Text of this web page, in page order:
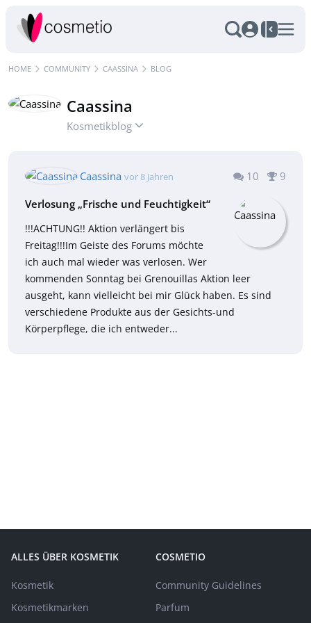
HOME COMMUNITY CAASSINA BLOG
Caassina
Kosmetikblog
Caassina vor 8 Jahren 9
10
Verlosung „Frische und Feuchtigkeit“
!!!ACHTUNG!! Aktion verlängert bis
Freitag!!!Im Geiste des Forums möchte
ich auch mal wieder was verlosen. Wer
kommenden Sonntag bei Grenouillas Aktion leer
ausgeht, kann vielleicht bei mir Glück haben. Es sind
verschiedene Produkte aus der Gesichts-und
Körperpflege, die ich entweder...
ALLES ÜBER KOSMETIK
Kosmetik
Kosmetikmarken
COSMETIO
Community Guidelines
Parfum